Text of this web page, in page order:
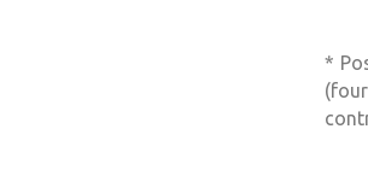
*